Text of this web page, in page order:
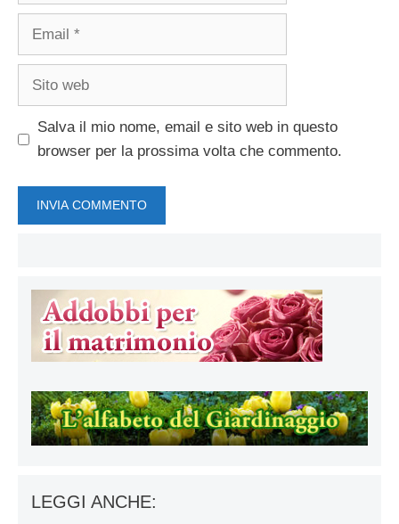
Email
Sito
Salva il mio nome, email e sito web in questo
browser per la prossima volta che commento.
LEGGI ANCHE: